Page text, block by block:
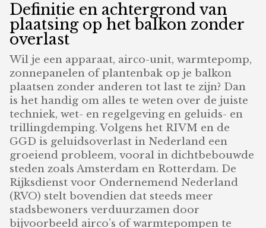
Definitie en achtergrond van
plaatsing op het balkon zonder
overlast
Wil je een apparaat, airco-unit, warmtepomp,
zonnepanelen of plantenbak op je balkon
plaatsen zonder anderen tot last te zijn? Dan
is het handig om alles te weten over de juiste
techniek, wet- en regelgeving en geluids- en
trillingdemping. Volgens het RIVM en de
GGD is geluidsoverlast in Nederland een
groeiend probleem, vooral in dichtbebouwde
steden zoals Amsterdam en Rotterdam. De
Rijksdienst voor Ondernemend Nederland
(RVO) stelt bovendien dat steeds meer
stadsbewoners verduurzamen door
bijvoorbeeld airco’s of warmtepompen te